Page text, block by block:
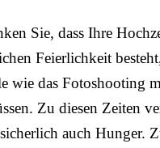
Sie, dass Ihre
Feierlichkeit
wie das Fotoshooting
Zu diesen Zeiten
auch Hunger.